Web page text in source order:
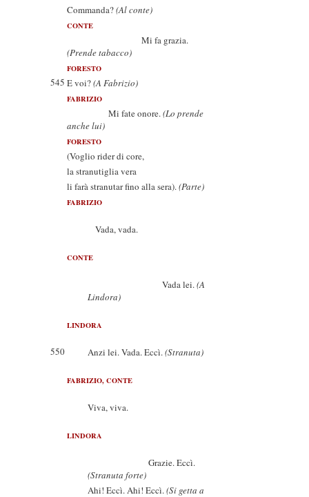
Commanda?(Al conte)
CONTE
Mi fa grazia.
(Prende tabacco)
FORESTO
545 E voi?(A Fabrizio)
FABRIZIO
Mi fate onore.(Lo prende
anche lui)
FORESTO
(Voglio rider di core,
la stranutiglia vera
li farà stranutar fino alla sera).(Parte)
FABRIZIO
Vada, vada.
CONTE
Vada lei.(A
Lindora)
LINDORA
550 Anzi lei. Vada. Eccì.(Stranuta)
FABRIZIO, CONTE
Viva, viva.
LINDORA
Grazie. Eccì.
(Stranuta forte)
Ahi! Eccì. Ahi! Eccì.(Si getta a